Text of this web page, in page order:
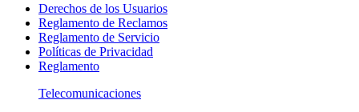
Derechos de los Usuarios
Reglamento de Reclamos
Reglamento de Servicio
Políticas de Privacidad
Reglamento
Telecomunicaciones